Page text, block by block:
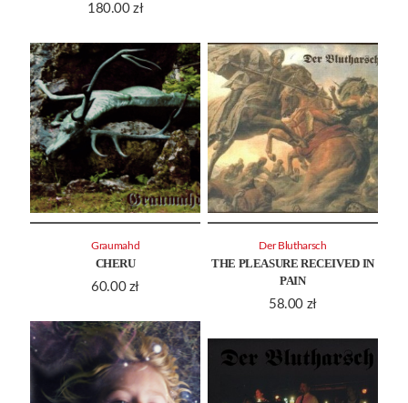
180.00 zł
CHERU
60.00 zł
Graumahd
THE PLEASURE RECEIVED IN
PAIN
58.00 zł
Der Blutharsch